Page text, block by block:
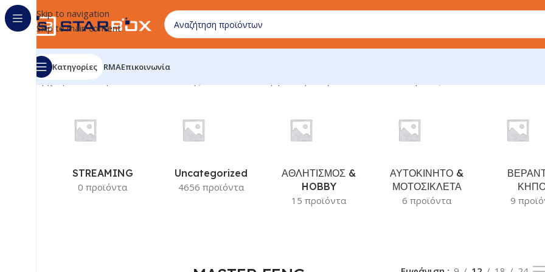
Skip to navigation
Skip to main content
Κατηγορίες RMAΕπικοινωνία
Αρχική σελίδα/
STREAMING
0 προϊόντα
Uncategorized
4656 προϊόντα
ΑΘΛΗΤΙΣΜΟΣ &
HOBBY
15 προϊόντα
ΑΥΤΟΚΙΝΗΤΟ &
ΜΟΤΟΣΙΚΛΕΤΑ
6 προϊόντα
9